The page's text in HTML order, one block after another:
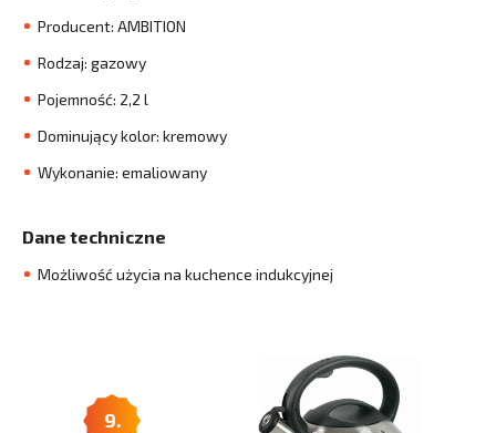
Producent: AMBITION
Rodzaj: gazowy
Pojemność: 2,2 l
Dominujący kolor: kremowy
Wykonanie: emaliowany
Dane techniczne
Możliwość użycia na kuchence indukcyjnej
9.